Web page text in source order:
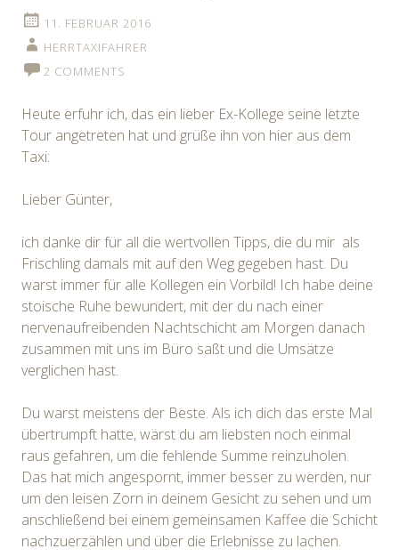
11. FEBRUAR 2016
HERRTAXIFAHRER
2 COMMENTS
Heute erfuhr ich, das ein lieber Ex-Kollege seine letzte
Tour angetreten hat und grüße ihn von hier aus dem
Taxi:
Lieber Günter,
ich danke dir für all die wertvollen Tipps, die du mir als
Frischling damals mit auf den Weg gegeben hast. Du
warst immer für alle Kollegen ein Vorbild! Ich habe deine
stoische Ruhe bewundert, mit der du nach einer
nervenaufreibenden Nachtschicht am Morgen danach
zusammen mit uns im Büro saßt und die Umsätze
verglichen hast.
Du warst meistens der Beste. Als ich dich das erste Mal
übertrumpft hatte, wärst du am liebsten noch einmal
raus gefahren, um die fehlende Summe reinzuholen.
Das hat mich angespornt, immer besser zu werden, nur
um den leisen Zorn in deinem Gesicht zu sehen und um
anschließend bei einem gemeinsamen Kaffee die Schicht
nachzuerzählen und über die Erlebnisse zu lachen.